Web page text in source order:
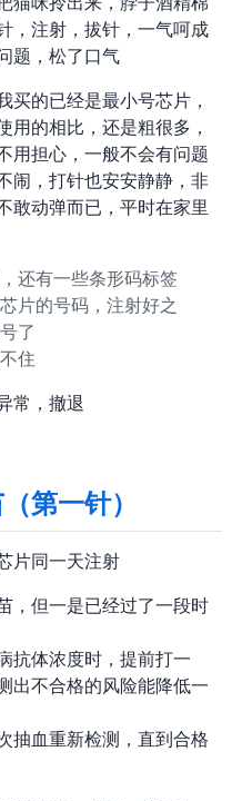
，注射，拔针，一气呵成
题，松了口气
已经是最小号芯片，1.25mm
用的相比，还是粗很多，
用担心，一般不会有问题
闹，打针也安安静静，非
敢动弹而已，平时在家里
还有一些条形码标签
片的号码，注射好之
了
住
常，撤退
第一针）
片同一天注射
，但一是已经过了一段时
抗体浓度时，提前打一
出不合格的风险能降低一
抽血重新检测，直到合格